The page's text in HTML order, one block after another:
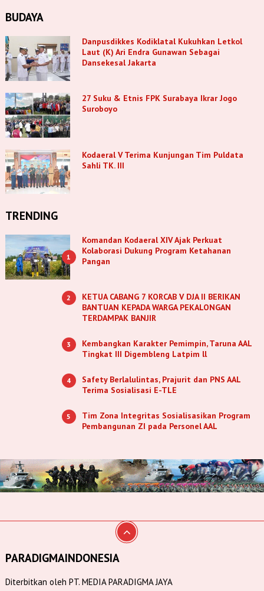
BUDAYA
Danpusdikkes Kodiklatal Kukuhkan Letkol
Laut (K) Ari Endra Gunawan Sebagai
Dansekesal Jakarta
27 Suku & Etnis FPK Surabaya Ikrar Jogo
Suroboyo
Kodaeral V Terima Kunjungan Tim Puldata
Sahli TK. III
TRENDING
1
Komandan Kodaeral XIV Ajak Perkuat
Kolaborasi Dukung Program Ketahanan
Pangan
2
KETUA CABANG 7 KORCAB V DJA II BERIKAN
BANTUAN KEPADA WARGA PEKALONGAN
TERDAMPAK BANJIR
3
Kembangkan Karakter Pemimpin, Taruna AAL
Tingkat III Digembleng Latpim ll
4
Safety Berlalulintas, Prajurit dan PNS AAL
Terima Sosialisasi E-TLE
5
Tim Zona Integritas Sosialisasikan Program
Pembangunan ZI pada Personel AAL
PARADIGMAINDONESIA
Diterbitkan oleh PT. MEDIA PARADIGMA JAYA